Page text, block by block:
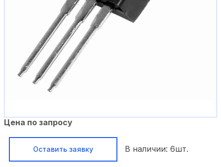
Цена по запросу
Оставить заявку В наличии: 6шт.